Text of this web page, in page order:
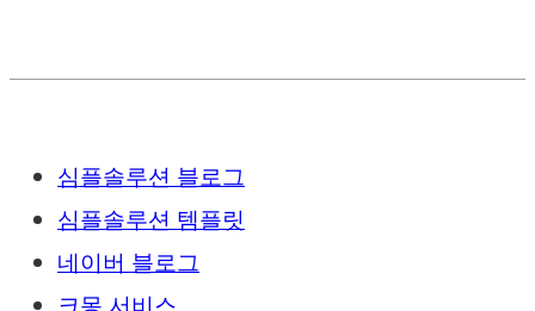
심플솔루션 블로그
심플솔루션 템플릿
네이버 블로그
크몽 서비스